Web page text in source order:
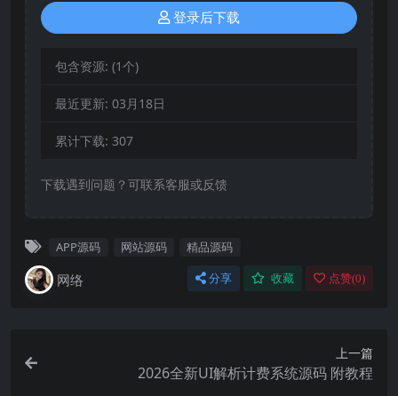
登录后下载
包含资源: (1个)
最近更新: 03月18日
累计下载: 307
下载遇到问题？可联系客服或反馈
APP源码 网站源码 精品源码
网络 分享 收藏 点赞(0)
上一篇
2026全新UI解析计费系统源码 附教程